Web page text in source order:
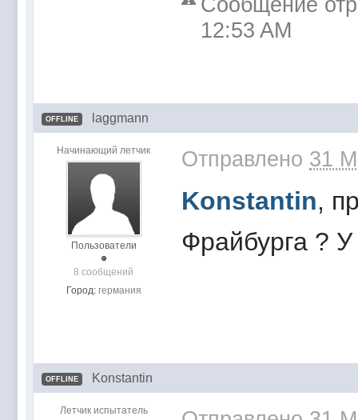
12:53 AM
OFFLINE laggmann
Начинающий летчик
Пользователи
8 сообщений
Город: германия
Отправлено 31
Konstantin,
Фрайбурга ?
OFFLINE Konstantin
Летчик испытатель